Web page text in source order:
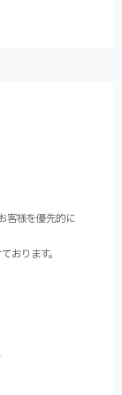
客様を優先的に
おります。